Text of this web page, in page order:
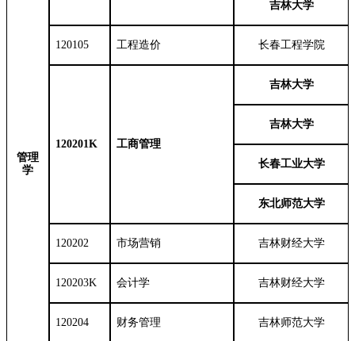
管理
学
吉林大学
120105 工程造价 长春工程学院
120201K 工商管理
吉林大学
吉林大学
长春工业大学
东北师范大学
120202 市场营销 吉林财经大学
120203K 会计学 吉林财经大学
120204 财务管理 吉林师范大学